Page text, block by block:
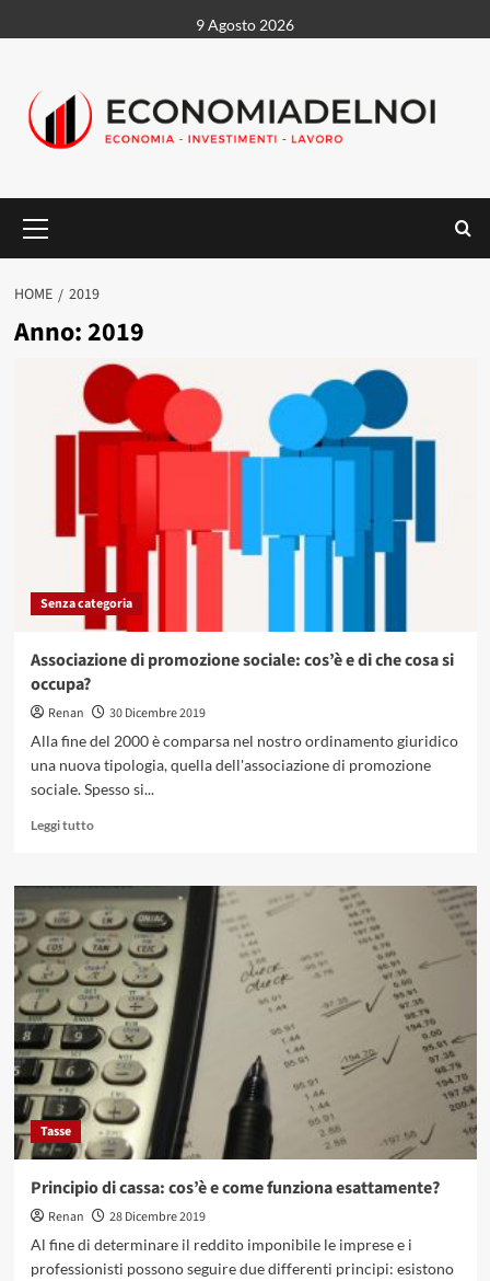
al
9 Agosto 2026
principale
HOME 2019
Anno:2019
Senza categoria
Associazione di promozione sociale: cos’è e di che cosa si
occupa?
Renan
30 Dicembre 2019
Alla fine del 2000 è comparsa nel nostro ordinamento giuridico
una nuova tipologia, quella dell'associazione di promozione
sociale. Spesso si...
Leggi tuttoLeggi
su
Associazione
di
promozione
sociale:
cos’è
e
di
che
cosa
occupa?
Tasse
Principio di cassa: cos’è e come funziona esattamente?
Renan
28 Dicembre 2019
Al fine di determinare il reddito imponibile le imprese e i
professionisti possono seguire due differenti principi: esistono